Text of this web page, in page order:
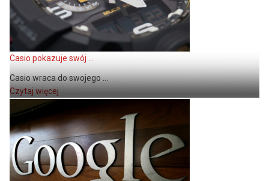
Casio pokazuje swój ...
Casio wraca do swojego ...
Czytaj więcej